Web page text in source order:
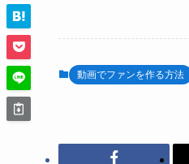
動画でファンを作る方法